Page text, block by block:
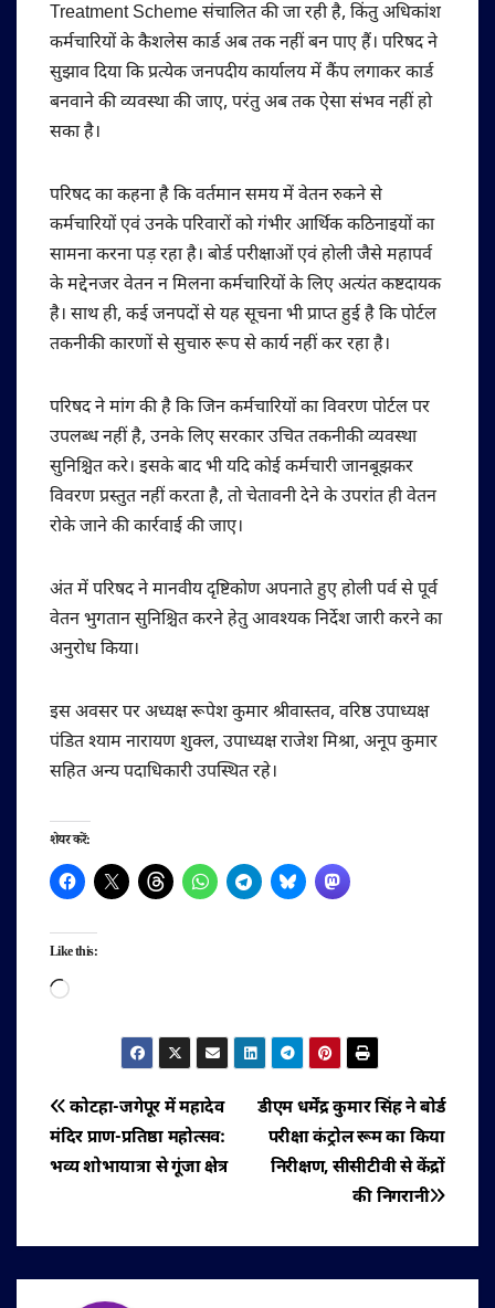
Treatment Scheme संचालित की जा रही है, किंतु अधिकांश
कर्मचारियों के कैशलेस कार्ड अब तक नहीं बन पाए हैं। परिषद ने
सुझाव दिया कि प्रत्येक जनपदीय कार्यालय में कैंप लगाकर कार्ड
बनवाने की व्यवस्था की जाए, परंतु अब तक ऐसा संभव नहीं हो
सका है।
परिषद का कहना है कि वर्तमान समय में वेतन रुकने से
कर्मचारियों एवं उनके परिवारों को गंभीर आर्थिक कठिनाइयों का
सामना करना पड़ रहा है। बोर्ड परीक्षाओं एवं होली जैसे महापर्व
के मद्देनजर वेतन न मिलना कर्मचारियों के लिए अत्यंत कष्टदायक
है। साथ ही, कई जनपदों से यह सूचना भी प्राप्त हुई है कि पोर्टल
तकनीकी कारणों से सुचारु रूप से कार्य नहीं कर रहा है।
परिषद ने मांग की है कि जिन कर्मचारियों का विवरण पोर्टल पर
उपलब्ध नहीं है, उनके लिए सरकार उचित तकनीकी व्यवस्था
सुनिश्चित करे। इसके बाद भी यदि कोई कर्मचारी जानबूझकर
विवरण प्रस्तुत नहीं करता है, तो चेतावनी देने के उपरांत ही वेतन
रोके जाने की कार्रवाई की जाए।
अंत में परिषद ने मानवीय दृष्टिकोण अपनाते हुए होली पर्व से पूर्व
वेतन भुगतान सुनिश्चित करने हेतु आवश्यक निर्देश जारी करने का
अनुरोध किया।
इस अवसर पर अध्यक्ष रूपेश कुमार श्रीवास्तव, वरिष्ठ उपाध्यक्ष
पंडित श्याम नारायण शुक्ल, उपाध्यक्ष राजेश मिश्रा, अनूप कुमार
सहित अन्य पदाधिकारी उपस्थित रहे।
शेयर करें:
Like this:
Loading…
पोस्ट
नेविगेशन
डीएम धर्मेंद्र कुमार सिंह ने बोर्ड
परीक्षा कंट्रोल रूम का किया
निरीक्षण, सीसीटीवी से केंद्रों
की निगरानी
कोटहा-जगेपूर में महादेव
मंदिर प्राण-प्रतिष्ठा महोत्सव:
भव्य शोभायात्रा से गूंजा क्षेत्र